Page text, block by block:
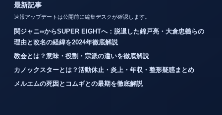
最新記事
速報アップデートは公開前に編集デスクが確認します。
関ジャニ∞からSUPER EIGHTへ：脱退した錦戸亮・大倉忠義らの
理由と改名の経緯を2024年徹底解説
教会とは？意味・役割・宗派の違いを徹底解説
カノックスターとは？活動休止・炎上・年収・整形疑惑まとめ
メルエムの死因とコムギとの最期を徹底解説